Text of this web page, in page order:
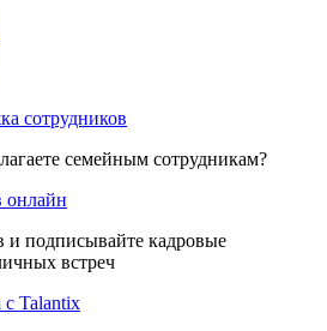
сотрудников
семейным сотрудникам?
онлайн
и подписывайте кадровые
встреч
с Talantix